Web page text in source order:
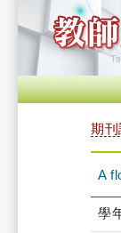
期刊
A
學